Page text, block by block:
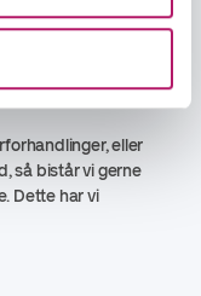
på de
eller
så bistår vi gerne
Dette har vi